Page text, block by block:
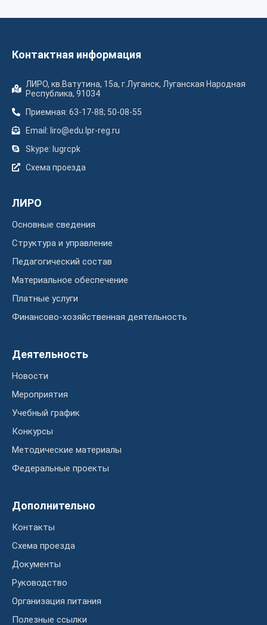
Контактная информация
ЛИРО, кв.Ватутина, 15а, г.Луганск, Луганская Народная
Республика, 91034
Приемная: 63-17-88; 50-08-55
Email: liro@edu.lpr-reg.ru
Skype: lugrcpk
Схема проезда
ЛИРО
Основные сведения
Структура и управление
Педагогический состав
Материальное обеспечение
Платные услуги
Финансово-хозяйственная деятельность
Деятельность
Новости
Мероприятия
Учебный график
Конкурсы
Методические материалы
Федеральные проекты
Дополнительно
Контакты
Схема проезда
Документы
Руководство
Организация питания
Полезные ссылки